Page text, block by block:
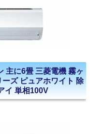
主に6畳 三菱電機 霧ヶ
ズ ピュアホワイト 除
イ 単相100V